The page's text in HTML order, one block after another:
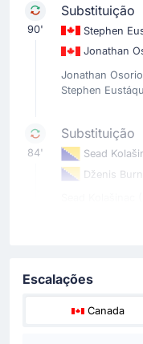
90'
Substituição
Stephen
Jonathan
Jonathan
Stephen
84'
Substituição
Sead
Dženis
estar bem
Gol !
Cyle Larin
Escalações
Canada